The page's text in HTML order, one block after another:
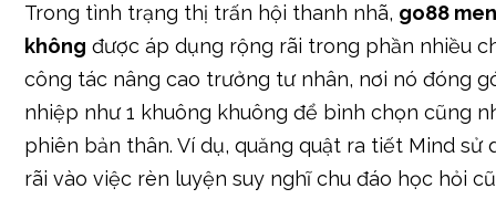
Trong tình trạng thị trấn hội thanh nhã, go88
không được áp dụng rộng rãi trong phần nhiều
công tác nâng cao trưởng tư nhân, nơi nó đóng
nhiệp như 1 khuông khuông để bình chọn cũng
phiên bản thân. Ví dụ, quăng quật ra tiết Mind sử
rãi vào việc rèn luyện suy nghĩ chu đáo học hỏi